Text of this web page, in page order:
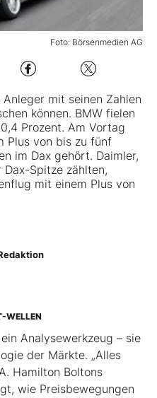
Foto: Börsenmedien AG
mit seinen Zahlen
können. BMW fielen
Prozent. Am Vortag
Plus von bis zu fünf
im Dax gehört. Daimler,
Spitze zählten,
mit einem Plus von
WELLEN
Analysewerkzeug – sie
der Märkte. „Alles
Hamilton Boltons
wie Preisbewegungen